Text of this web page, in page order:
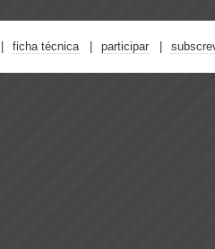
ficha técnica participar